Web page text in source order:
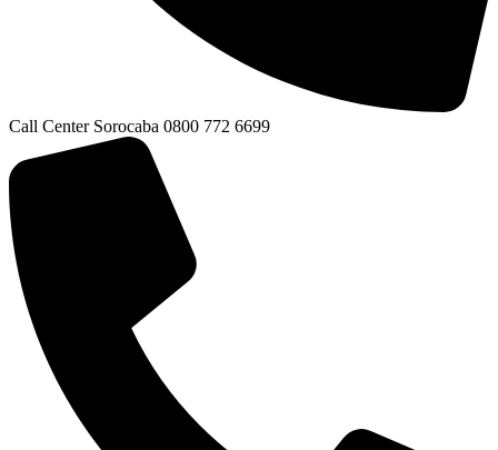
Call Center Sorocaba 0800 772 6699